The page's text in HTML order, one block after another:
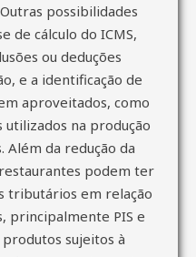
possibilidades
de cálculo do ICMS,
ou deduções
e a identificação de
aproveitados, como
utilizados na produção
Além da redução da
podem ter
tributários em relação
principalmente PIS e
produtos sujeitos à